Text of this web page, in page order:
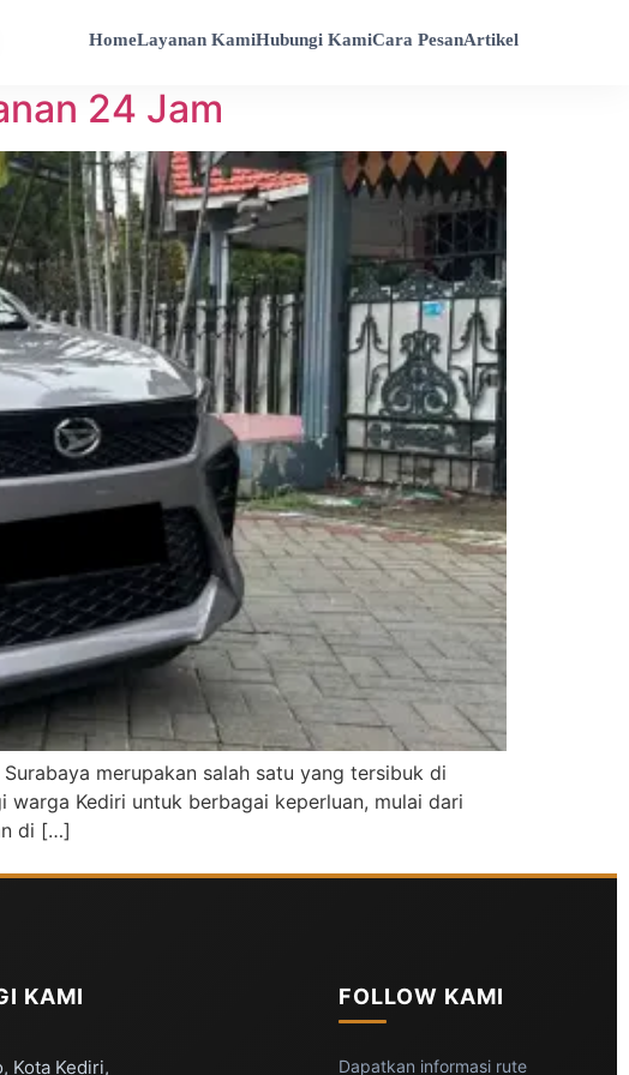
HomeLayanan KamiHubungi KamiCara PesanArtikel
24 Jam
merupakan salah satu yang tersibuk di
Kediri untuk berbagai keperluan, mulai dari
di […]
KAMI
Kota Kediri,
FOLLOW KAMI
Dapatkan informasi rute